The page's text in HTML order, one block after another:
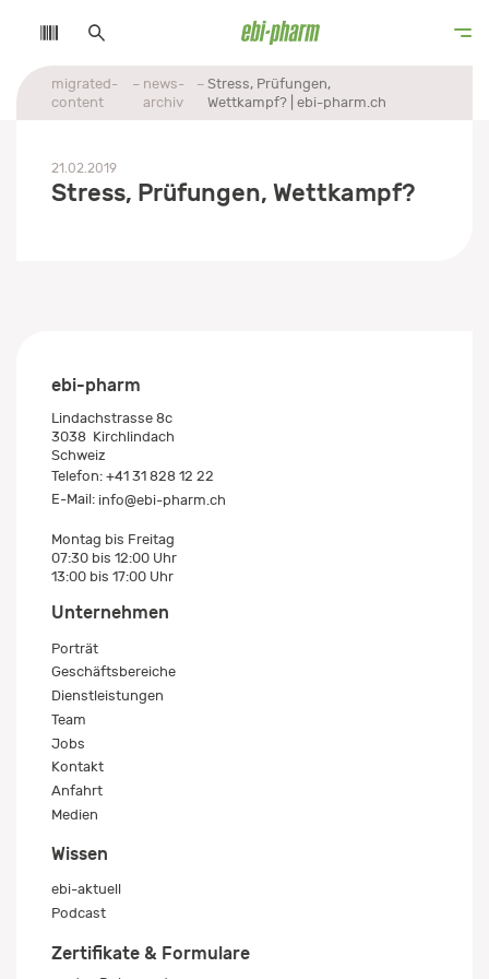
migrated-
content
news-
archiv
Stress, Prüfungen,
Wettkampf? | ebi-pharm.ch
21.02.2019
Stress, Prüfungen, Wettkampf?
ebi-pharm
Lindachstrasse 8c
3038 Kirchlindach
Schweiz
Telefon: +41 31 828 12 22
E-Mail: info@ebi-pharm.ch
Montag bis Freitag
07:30 bis 12:00 Uhr
13:00 bis 17:00 Uhr
Unternehmen
Porträt
Geschäftsbereiche
Dienstleistungen
Team
Jobs
Kontakt
Anfahrt
Medien
Wissen
ebi-aktuell
Podcast
Zertifikate & Formulare